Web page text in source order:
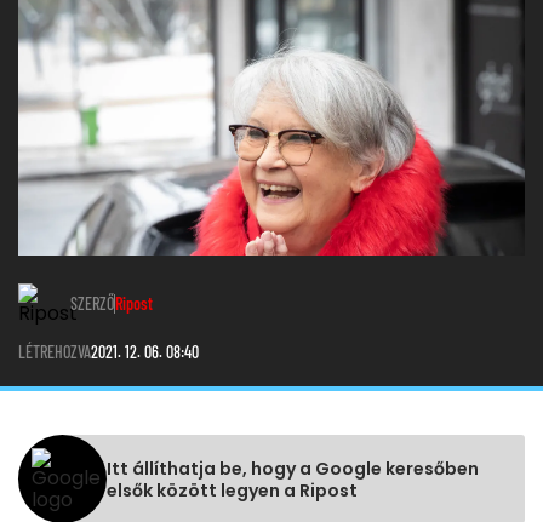
SZERZŐRipost
LÉTREHOZVA2021. 12. 06. 08:40
Itt állíthatja be, hogy a Google keresőben
elsők között legyen a Ripost